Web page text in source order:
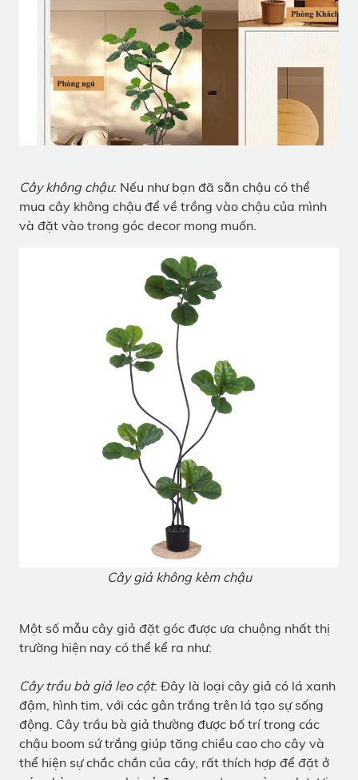
Cây không chậu: Nếu như bạn đã sẵn chậu có thể
mua cây không chậu để về trồng vào chậu của mình
và đặt vào trong góc decor mong muốn.
Cây giả không kèm chậu
Một số mẫu cây giả đặt góc được ưa chuộng nhất thị
trường hiện nay có thể kể ra như:
Cây trầu bà giả leo cột: Đây là loại cây giả có lá xanh
đậm, hình tim, với các gân trắng trên lá tạo sự sống
động. Cây trầu bà giả thường được bố trí trong các
chậu boom sứ trắng giúp tăng chiều cao cho cây và
thể hiện sự chắc chắn của cây, rất thích hợp để đặt ở